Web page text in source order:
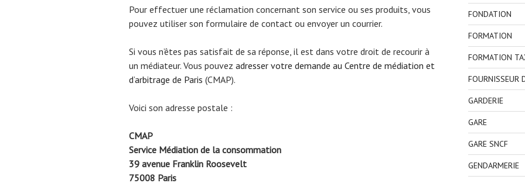
Pour effectuer une réclamation concernant son service ou ses produits, vous
pouvez utiliser son formulaire de contact ou envoyer un courrier.
Si vous n’êtes pas satisfait de sa réponse, il est dans votre droit de recourir à
un médiateur. Vous pouvez adresser votre demande au Centre de médiation et
d’arbitrage de Paris (CMAP).
Voici son adresse postale :
CMAP
Service Médiation de la consommation
39 avenue Franklin Roosevelt
75008 Paris
FONDATION
FORMATION
FORMATION
FOURNISSEUR
GARDERIE
GARE
GARE SNCF
GENDARMERIE